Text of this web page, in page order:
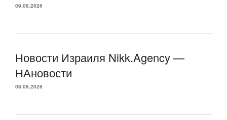
09.08.2026
Новости Израиля Nikk.Agency —
НАновости
09.08.2026